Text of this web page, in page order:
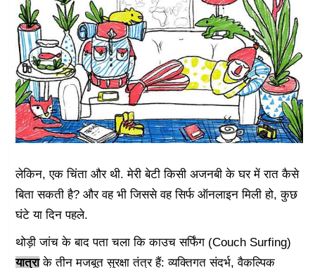
लेकिन, एक चिंता और थी. मेरी बेटी किसी अजनबी के घर में रात कैसे
बिता सकती है? और वह भी जिससे वह सिर्फ ऑनलाइन मिली हो, कुछ
घंटे या दिन पहले.
थोड़ी जांच के बाद पता चला कि काउच सर्फिंग (Couch Surfing)
यात्राके तीन मजबूत सुरक्षा तंत्र हैं: व्यक्तिगत संदर्भ, वैकल्पिक